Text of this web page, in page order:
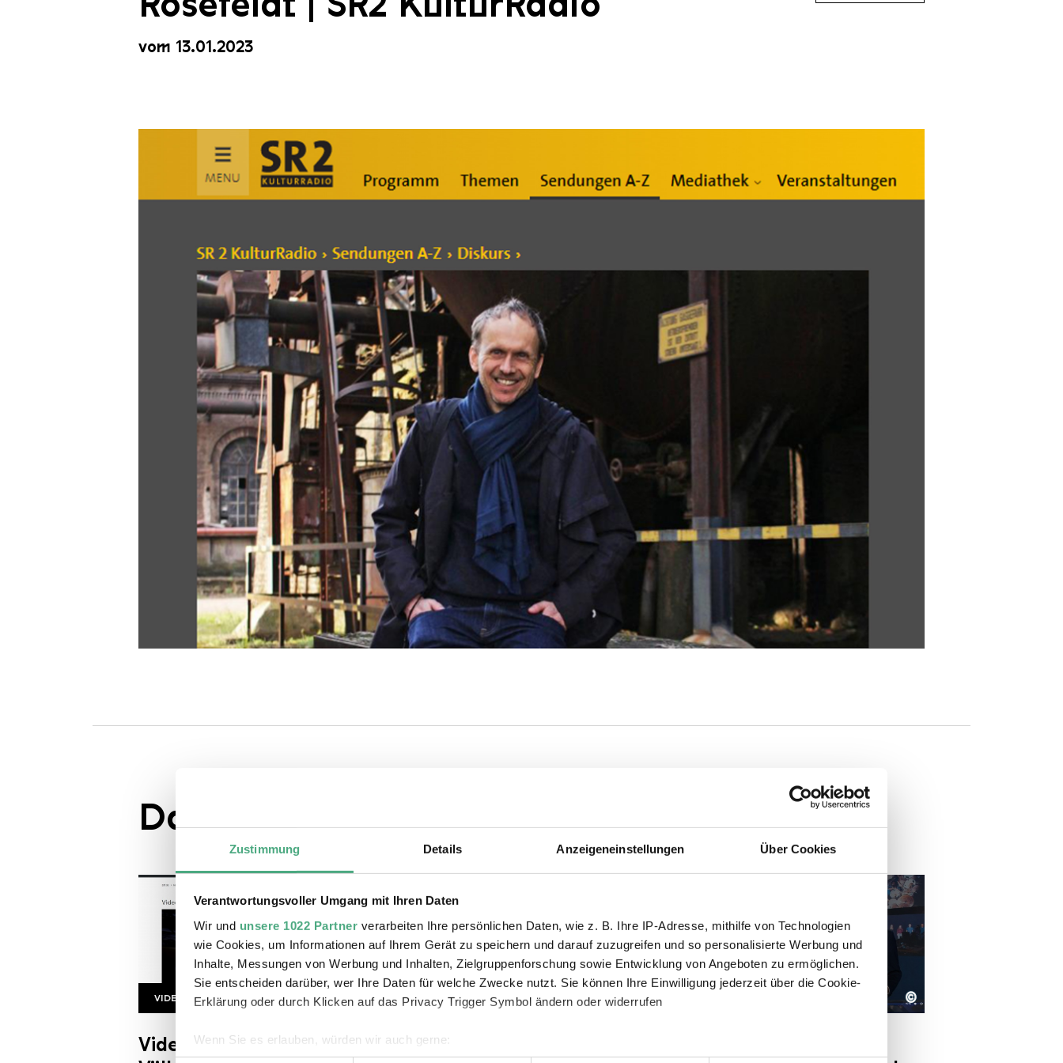
Zustimmung Details Anzeigeneinstellungen Über Cookies
Verantwortungsvoller Umgang mit Ihren Daten
Wir und unsere 1022 Partner verarbeiten Ihre persönlichen Daten, wie z. B. Ihre IP-Adresse, mithilfe von Technologien
wie Cookies, um Informationen auf Ihrem Gerät zu speichern und darauf zuzugreifen und so personalisierte Werbung und
Inhalte, Messungen von Werbung und Inhalten, Zielgruppenforschung sowie Entwicklung von Angeboten zu ermöglichen.
Sie entscheiden darüber, wer Ihre Daten für welche Zwecke nutzt. Sie können Ihre Einwilligung jederzeit über die Cookie-
Erklärung oder durch Klicken auf das Privacy Trigger Symbol ändern oder widerrufen
Wenn Sie es erlauben, würden wir auch gerne:
vom 13.01.2023
Das könnte Sie auch interessieren
ZDF Rosefeldt
Copyright: ZDF heute Journal
©
VIDEO
Videokunst in der
DLF Kultur JR
Copyright: DLF Kultur
©
AUDIO
Werkschau zu Julian
©